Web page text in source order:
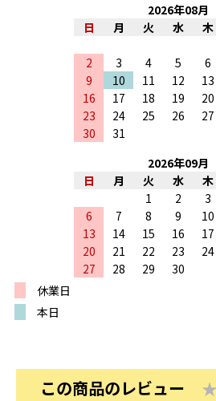
2026年08月
日
月 火 水 木
2
3 4 5 6
9
10 11 12 13
16
17 18 19 20
23
24 25 26 27
30
31
2026年09月
日
月 火 水 木
1
2 3
6
7 8 9 10
13
14 15 16 17
20
21 22 23 24
27
28 29
30
休業日
本日
この商品のレビュー